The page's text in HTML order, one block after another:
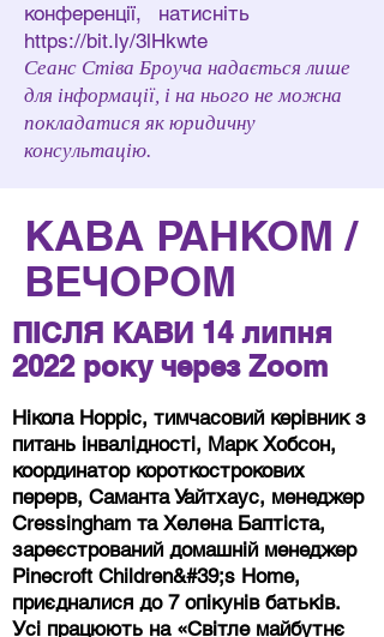
конференції,
натисніть
https://bit.ly/3lHkwte
Сеанс Стіва Броуча надається лише
для інформації, і на нього не можна
покладатися як юридичну
консультацію.
КАВА РАНКОМ /
ВЕЧОРОМ
ПІСЛЯ КАВИ 14 липня
2022 року через Zoom
Нікола Норріс, тимчасовий керівник з
питань інвалідності, Марк Хобсон,
координатор короткострокових
перерв, Саманта Уайтхаус, менеджер
Cressingham та Хелена Баптіста,
зареєстрований домашній менеджер
Pinecroft Children&#39;s Home,
приєдналися до 7 опікунів батьків.
Усі працюють на «Світле майбутнє